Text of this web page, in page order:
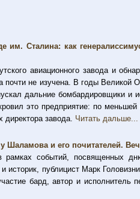
им. Сталина: как
авиационного завода и
почти не изучена. В годы Великой
дальние бомбардировщики и
это предприятие: по
директора завода. Читать дальше...
Шаламова и его почитателей.
рамках событий, посвященных
публицист Марк
бард, автор и исполнитель